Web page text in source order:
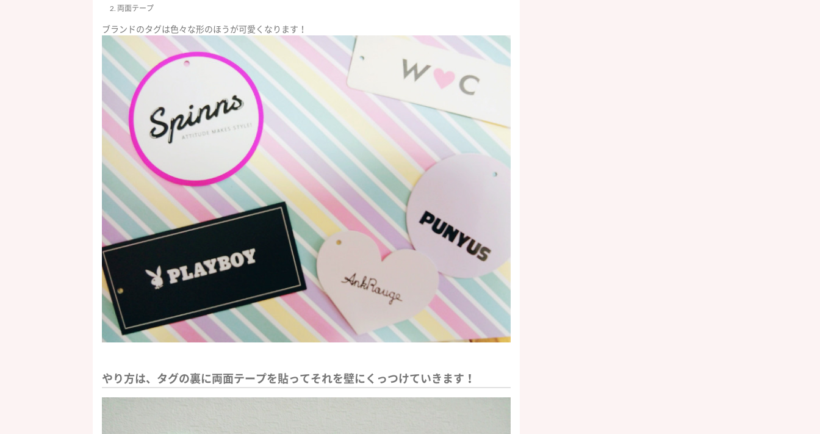
両面テープ
ブランドのタグは色々な形のほうが可愛くなります！
やり方は、タグの裏に両面テープを貼ってそれを壁にくっつけていきます！